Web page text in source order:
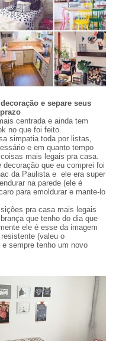
e separe seus
centrada e ainda tem
no que foi feito.
simpatia toda por listas,
e em quanto tempo
mais legais pra casa.
decoração que eu comprei foi
da Paulista e ele era super
na parede (ele é
para emoldurar e mante-lo
pra casa mais legais
que tenho do dia que
ele é esse da imagem
(valeu o
sempre tenho um novo